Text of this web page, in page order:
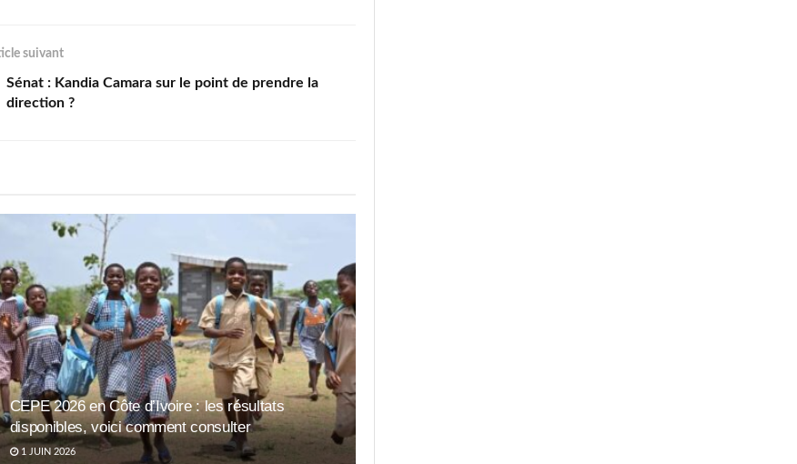
suivant
Sénat : Kandia Camara sur le point de prendre la
direction ?
CEPE 2026 en Côte d’Ivoire : les résultats
disponibles, voici comment consulter
1 JUIN 2026